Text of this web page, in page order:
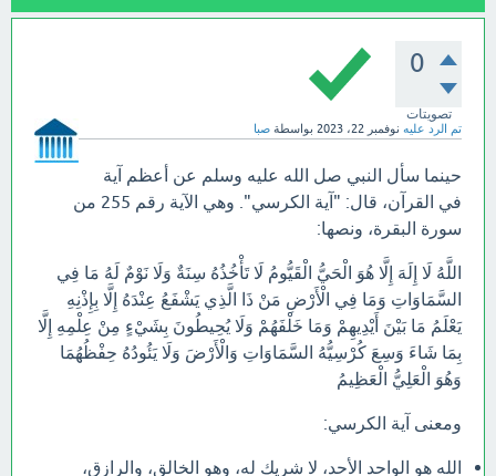
0
تصويتات
تم الرد عليه نوفمبر 22، 2023 بواسطة صبا
حينما سأل النبي صل الله عليه وسلم عن أعظم آية
في القرآن، قال: "آية الكرسي". وهي الآية رقم 255 من
سورة البقرة، ونصها:
اللَّهُ لَا إِلَهَ إِلَّا هُوَ الْحَيُّ الْقَيُّومُ لَا تَأْخُذُهُ سِنَةٌ وَلَا نَوْمٌ لَهُ مَا فِي
السَّمَاوَاتِ وَمَا فِي الْأَرْضِ مَنْ ذَا الَّذِي يَشْفَعُ عِنْدَهُ إِلَّا بِإِذْنِهِ
يَعْلَمُ مَا بَيْنَ أَيْدِيهِمْ وَمَا خَلْفَهُمْ وَلَا يُحِيطُونَ بِشَيْءٍ مِنْ عِلْمِهِ إِلَّا
بِمَا شَاءَ وَسِعَ كُرْسِيُّهُ السَّمَاوَاتِ وَالْأَرْضَ وَلَا يَئُودُهُ حِفْظُهُمَا
وَهُوَ الْعَلِيُّ الْعَظِيمُ
ومعنى آية الكرسي:
الله هو الواحد الأحد، لا شريك له، وهو الخالق، والرازق،